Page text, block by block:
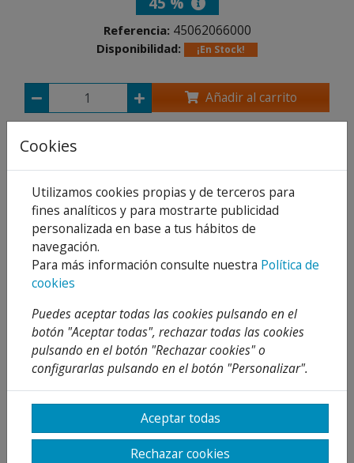
Referencia: 45062066000
Disponibilidad: ¡En Stock!
Añadir al carrito
Descripción
Detalles
Opiniones
¡Este producto no tiene descripción!
PRODUCTOS RELACIONADOS
Cookies
Utilizamos cookies propias y de terceros para
fines analíticos y para mostrarte publicidad
personalizada en base a tus hábitos de
navegación.
Para más información consulte nuestra Política de
cookies
Puedes aceptar todas las cookies pulsando en el
botón "Aceptar todas", rechazar todas las cookies
pulsando en el botón "Rechazar cookies" o
configurarlas pulsando en el botón "Personalizar".
Aceptar todas
Rechazar cookies